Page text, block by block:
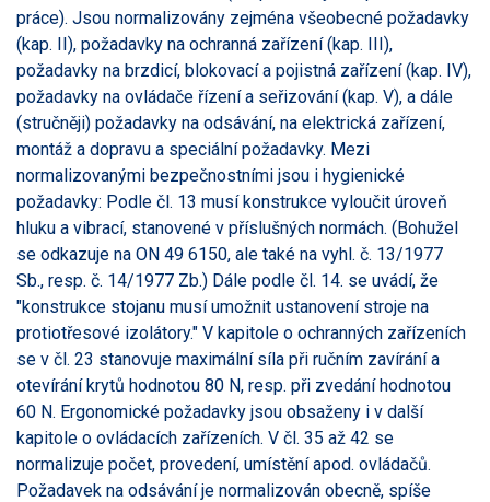
práce). Jsou normalizovány zejména všeobecné požadavky
(kap. II), požadavky na ochranná zařízení (kap. III),
požadavky na brzdicí, blokovací a pojistná zařízení (kap. IV),
požadavky na ovládače řízení a seřizování (kap. V), a dále
(stručněji) požadavky na odsávání, na elektrická zařízení,
montáž a dopravu a speciální požadavky. Mezi
normalizovanými bezpečnostními jsou i hygienické
požadavky: Podle čl. 13 musí konstrukce vyloučit úroveň
hluku a vibrací, stanovené v příslušných normách. (Bohužel
se odkazuje na ON 49 6150, ale také na vyhl. č. 13/1977
Sb., resp. č. 14/1977 Zb.) Dále podle čl. 14. se uvádí, že
"konstrukce stojanu musí umožnit ustanovení stroje na
protiotřesové izolátory." V kapitole o ochranných zařízeních
se v čl. 23 stanovuje maximální síla při ručním zavírání a
otevírání krytů hodnotou 80 N, resp. při zvedání hodnotou
60 N. Ergonomické požadavky jsou obsaženy i v další
kapitole o ovládacích zařízeních. V čl. 35 až 42 se
normalizuje počet, provedení, umístění apod. ovládačů.
Požadavek na odsávání je normalizován obecně, spíše